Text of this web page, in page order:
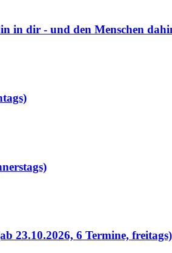
in dir - und den Menschen
23.10.2026, 6 Termine, freitags)